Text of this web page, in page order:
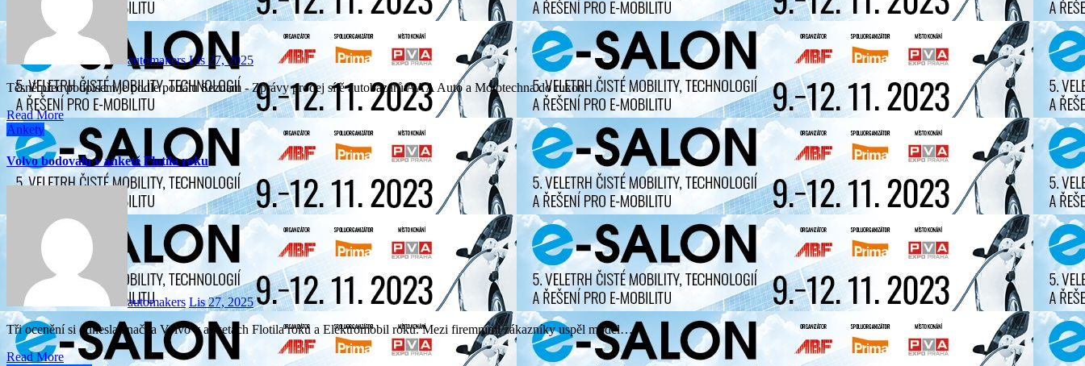
automakers Lis 27, 2025
Těsně před podpisem je podle portálu Seznam - Zprávy prodej sítě autobazarů AAA Auto a Mototechna do rukou…
Read More
Ankety
Volvo bodovalo v anketě Flotila roku
automakers Lis 27, 2025
Tři ocenění si odnesla značka Volvo v anketách Flotila roku a Elektromobil roku. Mezi firemními zákazníky uspěl model…
Read More